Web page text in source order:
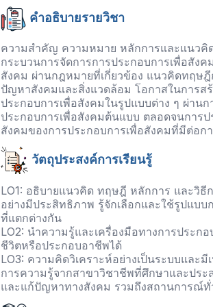
คำอธิบายรายวิชา
ความสําคัญ ความหมาย หลักการและแนวคิ
กระบวนการจัดการการประกอบการเพื่อสัง
สังคม ผ่านกฎหมายที่เกี่ยวข้อง แนวคิดทฤษฎี
ปัญหาสังคมและสิ่งแวดล้อม โอกาสในการส
ประกอบการเพื่อสังคมในรูปแบบต่าง ๆ ผ่าน
ประกอบการเพื่อสังคมต้นแบบ ตลอดจนการ
สังคมของการประกอบการเพื่อสังคมที่มีต่อ
วัตถุประสงค์การเรียนรู้
LO1: อธิบายแนวคิด ทฤษฎี หลักการ และวิธี
อย่างมีประสิทธิภาพ รู้จักเลือกและใช้รูปแบ
ที่แตกต่างกัน
LO2: นำความรู้และเครื่องมือทางการประก
ชีวิตหรือประกอบอาชีพได้
LO3: ความคิดวิเคราะห์อย่างเป็นระบบและ
การความรู้จากสาขาวิชาชีพที่ศึกษาและปร
และแก้ปัญหาทางสังคม รวมถึงสถานการณ์ทั่